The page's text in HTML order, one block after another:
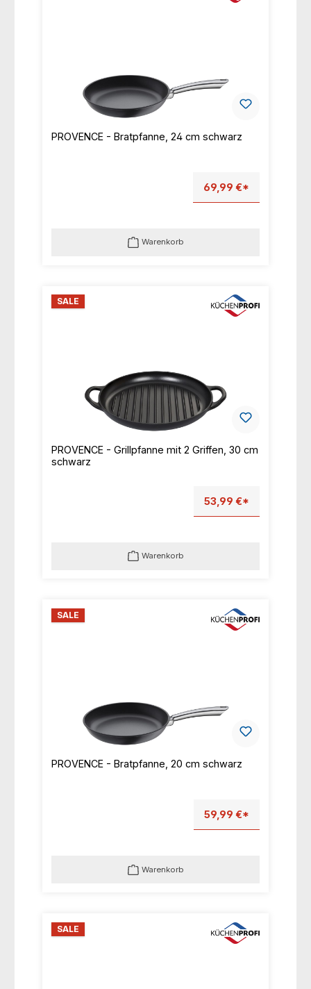
PROVENCE - Bratpfanne, 24 cm schwarz
69,99 €*
Warenkorb
SALE
PROVENCE - Grillpfanne mit 2 Griffen, 30 cm
schwarz
53,99 €*
Warenkorb
SALE
PROVENCE - Bratpfanne, 20 cm schwarz
59,99 €*
Warenkorb
SALE